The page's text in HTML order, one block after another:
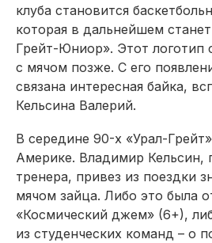
клуба становится
которая в дальнейшем
Грейт-Юниор». Этот логотип
с мячом позже. С его
связана интересная байка,
Кельсина Валерий.
В середине 90-х «Урал-
Америке. Владимир Кельсин,
тренера, привез из поездки
мячом зайца. Либо это была
«Космический джем» (6+),
из студенческих команд – о